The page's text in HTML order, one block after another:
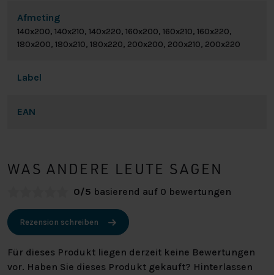
Afmeting
140x200, 140x210, 140x220, 160x200, 160x210, 160x220,
180x200, 180x210, 180x220, 200x200, 200x210, 200x220
Label
EAN
WAS ANDERE LEUTE SAGEN
0/5 basierend auf 0 bewertungen
Rezension schreiben
Für dieses Produkt liegen derzeit keine Bewertungen
vor. Haben Sie dieses Produkt gekauft? Hinterlassen